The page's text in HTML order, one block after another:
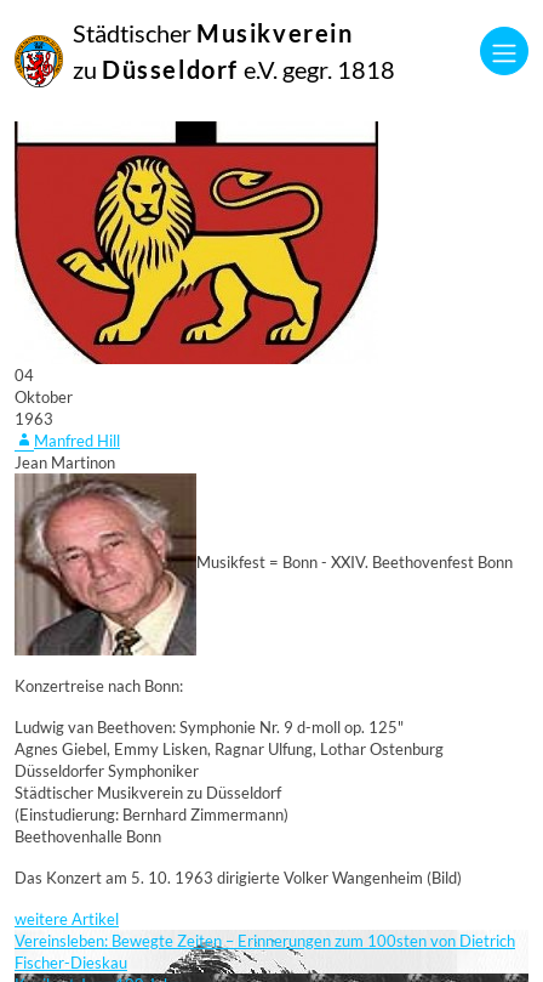
Städtischer Musikverein
zu Düsseldorf e.V. gegr. 1818
04
Oktober
1963
Manfred Hill
Jean Martinon
Musikfest = Bonn - XXIV. Beethovenfest Bonn
Konzertreise nach Bonn:
Ludwig van Beethoven: Symphonie Nr. 9 d-moll op. 125"
Agnes Giebel, Emmy Lisken, Ragnar Ulfung, Lothar Ostenburg
Düsseldorfer Symphoniker
Städtischer Musikverein zu Düsseldorf
(Einstudierung: Bernhard Zimmermann)
Beethovenhalle Bonn
Das Konzert am 5. 10. 1963 dirigierte Volker Wangenheim (Bild)
weitere Artikel
Vereinsleben: Bewegte Zeiten – Erinnerungen zum 100sten von Dietrich
Fischer-Dieskau